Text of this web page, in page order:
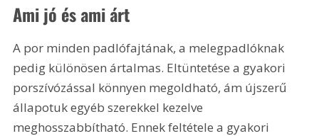
Ami jó és ami árt
A por minden padlófajtának, a melegpadlóknak
pedig különösen ártalmas. Eltüntetése a gyakori
porszívózással könnyen megoldható, ám újszerű
állapotuk egyéb szerekkel kezelve
meghosszabbítható. Ennek feltétele a gyakori